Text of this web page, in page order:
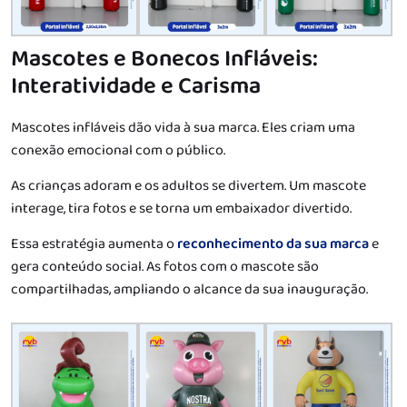
Mascotes e Bonecos Infláveis:
Interatividade e Carisma
Mascotes infláveis dão vida à sua marca. Eles criam uma
conexão emocional com o público.
As crianças adoram e os adultos se divertem. Um mascote
interage, tira fotos e se torna um embaixador divertido.
Essa estratégia aumenta o reconhecimento da sua marcae
gera conteúdo social. As fotos com o mascote são
compartilhadas, ampliando o alcance da sua inauguração.